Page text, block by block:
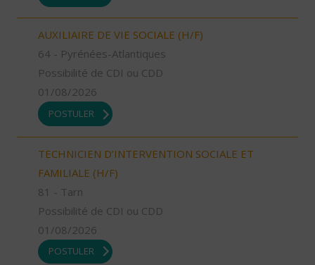
AUXILIAIRE DE VIE SOCIALE (H/F)
64 - Pyrénées-Atlantiques
Possibilité de CDI ou CDD
01/08/2026
POSTULER
TECHNICIEN D’INTERVENTION SOCIALE ET
FAMILIALE (H/F)
81 - Tarn
Possibilité de CDI ou CDD
01/08/2026
POSTULER